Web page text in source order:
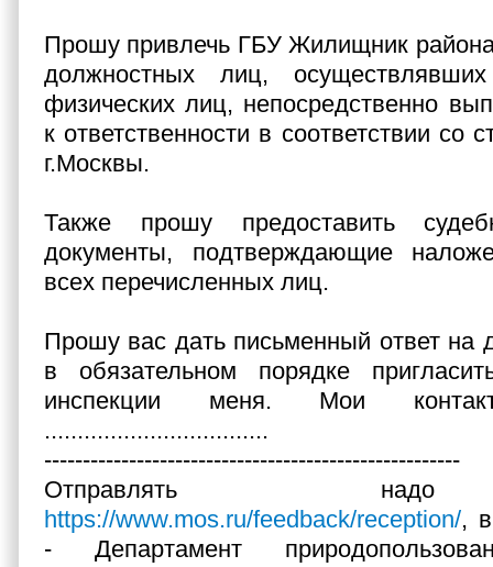
Прошу привлечь ГБУ Жилищник
должностных лиц,
физических лиц, непосредственно
к ответственности в соответствии со
г.Москвы.
Также прошу предоставить
документы, подтверждающие
всех перечисленных лиц.
Прошу вас дать письменный ответ на
в обязательном порядке
инспекции меня. Мои
..................................
------------------------------------------------------
Отправлять
https://www.mos.ru/feedback/reception/,
- Департамент